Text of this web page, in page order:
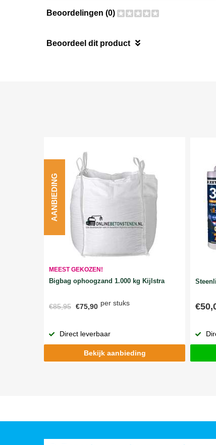
Beoordelingen (0)
Beoordeel dit product
MEEST GEKOZEN!
Bigbag ophoogzand 1.000 kg Kijlstra
€85,95 €75,90 per stuks
AANBIEDING
Direct leverbaar
Bekijk aanbieding